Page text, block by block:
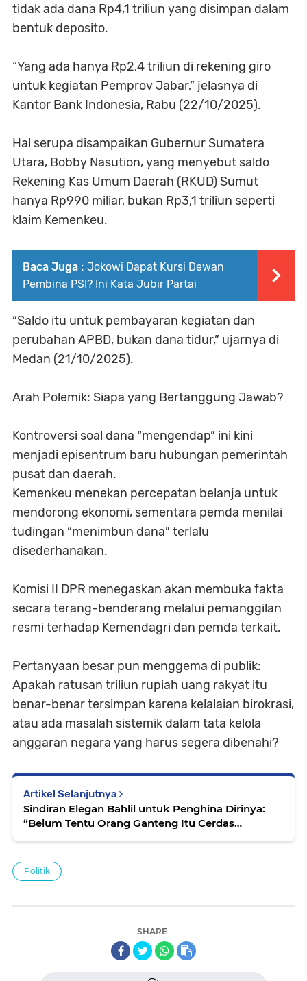
tidak ada dana Rp4,1 triliun yang disimpan dalam
bentuk deposito.
“Yang ada hanya Rp2,4 triliun di rekening giro
untuk kegiatan Pemprov Jabar,” jelasnya di
Kantor Bank Indonesia, Rabu (22/10/2025).
Hal serupa disampaikan Gubernur Sumatera
Utara, Bobby Nasution, yang menyebut saldo
Rekening Kas Umum Daerah (RKUD) Sumut
hanya Rp990 miliar, bukan Rp3,1 triliun seperti
klaim Kemenkeu.
Baca Juga : Jokowi Dapat Kursi Dewan
Pembina PSI? Ini Kata Jubir Partai
“Saldo itu untuk pembayaran kegiatan dan
perubahan APBD, bukan dana tidur,” ujarnya di
Medan (21/10/2025).
Arah Polemik: Siapa yang Bertanggung Jawab?
Kontroversi soal dana “mengendap” ini kini
menjadi episentrum baru hubungan pemerintah
pusat dan daerah.
Kemenkeu menekan percepatan belanja untuk
mendorong ekonomi, sementara pemda menilai
tudingan “menimbun dana” terlalu
disederhanakan.
Komisi II DPR menegaskan akan membuka fakta
secara terang-benderang melalui pemanggilan
resmi terhadap Kemendagri dan pemda terkait.
Pertanyaan besar pun menggema di publik:
Apakah ratusan triliun rupiah uang rakyat itu
benar-benar tersimpan karena kelalaian birokrasi,
atau ada masalah sistemik dalam tata kelola
anggaran negara yang harus segera dibenahi?
Artikel Selanjutnya
Sindiran Elegan Bahlil untuk Penghina Dirinya:
“Belum Tentu Orang Ganteng Itu Cerdas
Politik
SHARE